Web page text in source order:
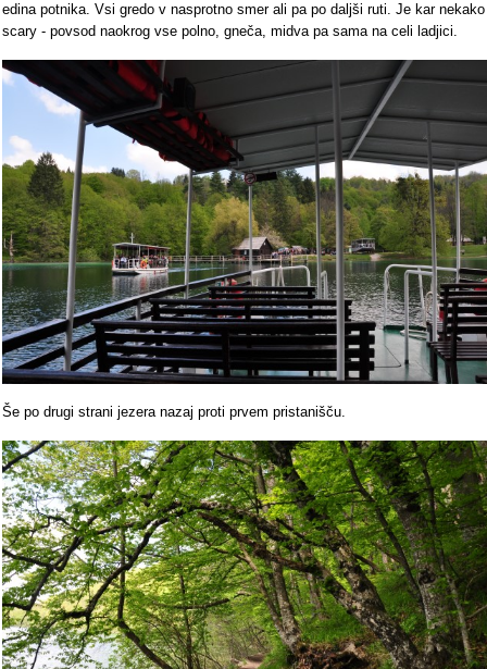
edina potnika. Vsi gredo v nasprotno smer ali pa po daljši ruti. Je kar nekako
scary - povsod naokrog vse polno, gneča, midva pa sama na celi ladjici.
Še po drugi strani jezera nazaj proti prvem pristanišču.